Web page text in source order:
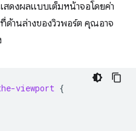
สดงผลแบบเต็มหน้าจอโดยค่า
ด้านล่างของวิวพอร์ต คุณอาจ
viewport {